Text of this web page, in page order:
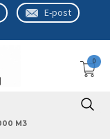
E-post
0
M3